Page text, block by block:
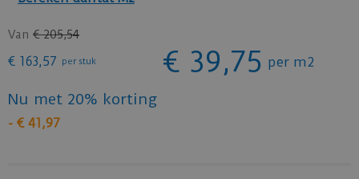
Van € 205,54
€ 163,57 per stuk € 39,75 per m2
Nu met 20% korting
- € 41,97